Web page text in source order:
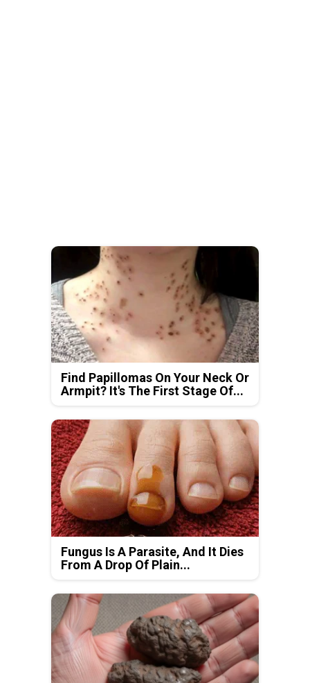
Find Papillomas On Your Neck Or
Armpit? It's The First Stage Of...
Fungus Is A Parasite, And It Dies
From A Drop Of Plain...